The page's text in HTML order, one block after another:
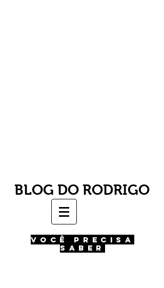
BLOG DO RODRIGO
VOCÊ PRECISA
SABER